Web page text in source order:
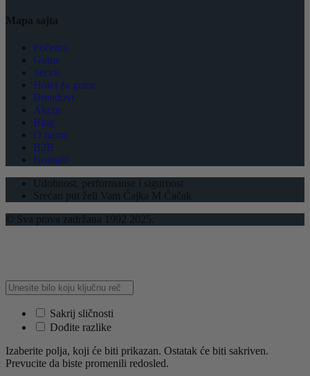
Mapa sajta
Početna
Gume
Servis
Hotel za gume
Brendovi
Akcije
Blog
O nama
B2B
Kontakt
Udobnost, performanse i sigurnost
Srećan put želi Vam Čajka M Čačak
© Sva prava zadržana 1992 2025.
Sakrij sličnosti
Dođite razlike
Izaberite polja, koji će biti prikazan. Ostatak će biti sakriven.
Prevucite da biste promenili redosled.